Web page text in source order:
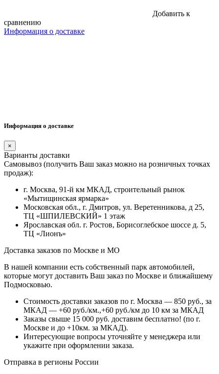
Добавить к
сравнению
Информация о доставке
Информация о доставке
×
Варианты доставки
Самовывоз (получить Ваш заказ можно на розничных точках
продаж):
г. Москва, 91-й км МКАД, строительный рынок
«Мытищинская ярмарка»
Московская обл., г. Дмитров, ул. Веретенникова, д 25,
ТЦ «ШПИЛЕВСКИЙ» 1 этаж
Ярославская обл. г. Ростов, Борисоглебское шоссе д. 5,
ТЦ «Лионъ»
Доставка заказов по Москве и МО
В нашей компании есть собственный парк автомобилей,
которые могут доставить Ваш заказ по Москве и ближайшему
Подмосковью.
Стоимость доставки заказов по г. Москва — 850 руб., за
МКАД — +60 руб./км.,+60 руб./км до 10 км за МКАД
Заказы свыше 15 000 руб. доставим бесплатно! (по г.
Москве и до +10км. за МКАД).
Интересующие вопросы уточняйте у менеджера или
укажите при оформлении заказа.
Отправка в регионы России